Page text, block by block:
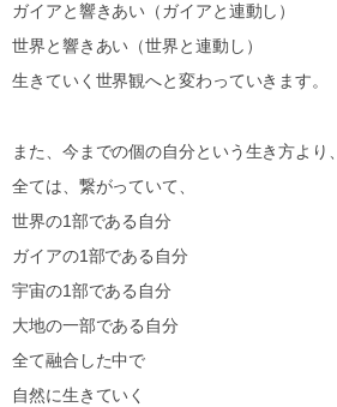
ガイアと響きあい（ガイアと連動し）
世界と響きあい（世界と連動し）
生きていく世界観へと変わっていきます。
また、今までの個の自分という生き方より、
全ては、繋がっていて、
世界の1部である自分
ガイアの1部である自分
宇宙の1部である自分
大地の一部である自分
全て融合した中で
自然に生きていく